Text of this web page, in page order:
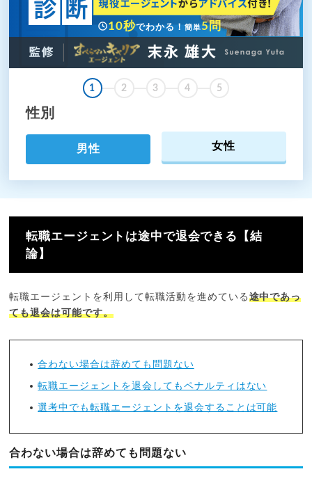
10秒でわかる！簡単5問
1 2 3 4 5
性別
男性 女性
転職エージェントは途中で退会できる【結
論】
転職エージェントを利用して転職活動を進めている 途中であっ
ても退会は可能です。
合わない場合は辞めても問題ない
転職エージェントを退会してもペナルティはない
選考中でも転職エージェントを退会することは可能
合わない場合は辞めても問題ない